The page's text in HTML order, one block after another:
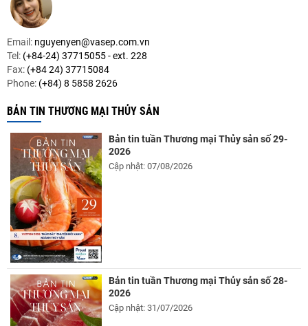
Email: nguyenyen@vasep.com.vn
Tel: (+84-24) 37715055 - ext. 228
Fax: (+84 24) 37715084
Phone: (+84) 8 5858 2626
BẢN TIN THƯƠNG MẠI THỦY SẢN
Bản tin tuần Thương mại Thủy sản số 29-
2026
Cập nhật: 07/08/2026
Bản tin tuần Thương mại Thủy sản số 28-
2026
Cập nhật: 31/07/2026